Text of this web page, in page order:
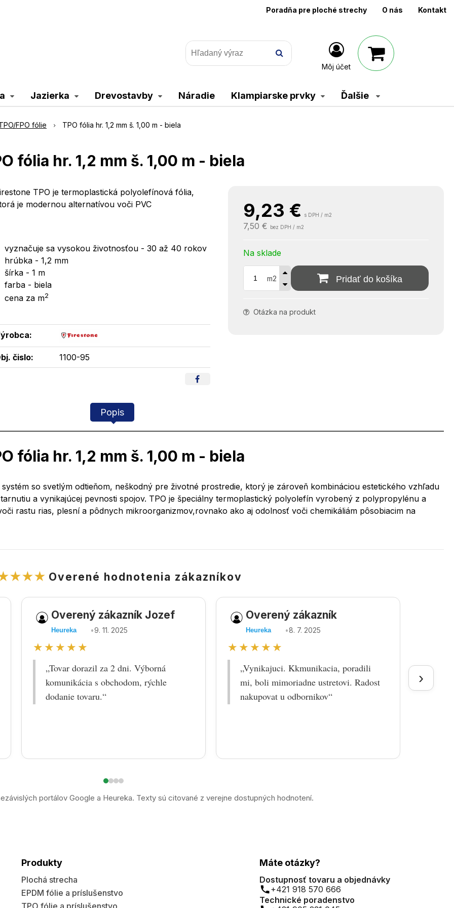
Poradňa pre ploché strechy O nás Kontakt
Môj účet
Jazierka Drevostavby Náradie Klampiarske prvky Ďalšie
FPO fólie TPO fólia hr. 1,2 mm š. 1,00 m - biela
fólia hr. 1,2 mm š. 1,00 m - biela
9,23 € s DPH / m2
7,50 € bez DPH / m2
Na sklade
m2 Pridať do košíka
Otázka na produkt
TPO je termoplastická polyolefínová fólia,
je modernou alternatívou voči PVC
vyznačuje sa vysokou životnosťou - 30 až 40 rokov
hrúbka - 1,2 mm
šírka - 1 m
farba - biela
cena za m2
čislo: 1100-95
Popis
fólia hr. 1,2 mm š. 1,00 m - biela
so svetlým odtieňom, neškodný pre životné prostredie, ktorý je zároveň kombináciou estetického vzhľadu
a vynikajúcej pevnosti spojov. TPO je špeciálny termoplastický polyolefín vyrobený z polypropylénu a
rastu rias, plesní a pôdnych mikroorganizmov,rovnako ako aj odolnosť voči chemikáliám pôsobiacim na
Overené hodnotenia zákazníkov
Overený zákazník Jozef
Heureka •9. 11. 2025
★★★★★
„Tovar dorazil za 2 dni. Výborná
komunikácia s obchodom, rýchle
dodanie tovaru.“
Overený zákazník
Heureka •8. 7. 2025
★★★★★
„Vynikajuci. Kkmunikacia, poradili
mi, boli mimoriadne ustretovi. Radost
nakupovat u odbornikov“
›
portálov Google a Heureka. Texty sú citované z verejne dostupných hodnotení.
Produkty
Plochá strecha
EPDM fólie a príslušenstvo
TPO fólie a príslušenstvo
Máte otázky?
Dostupnosť tovaru a objednávky
+421 918 570 666
Technické poradenstvo